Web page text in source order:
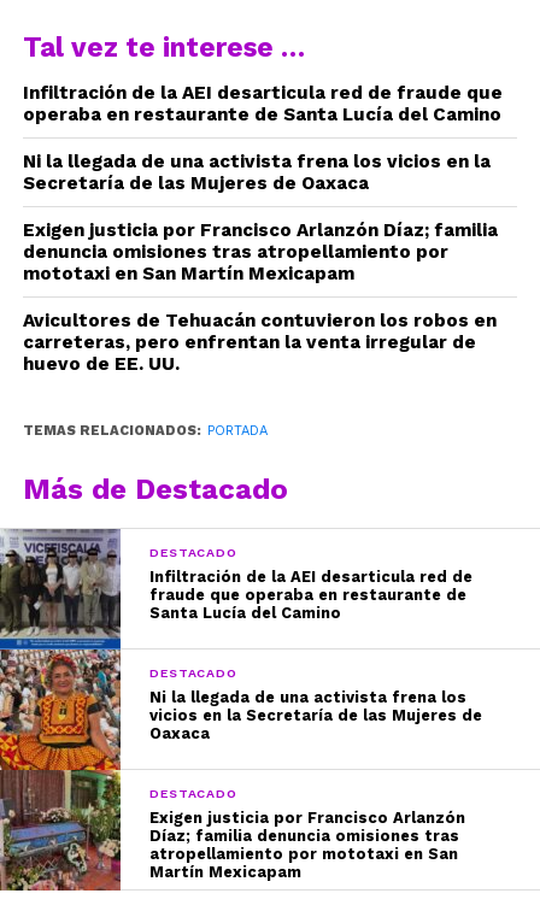
Tal vez te interese …
Infiltración de la AEI desarticula red de fraude que
operaba en restaurante de Santa Lucía del Camino
Ni la llegada de una activista frena los vicios en la
Secretaría de las Mujeres de Oaxaca
Exigen justicia por Francisco Arlanzón Díaz; familia
denuncia omisiones tras atropellamiento por
mototaxi en San Martín Mexicapam
Avicultores de Tehuacán contuvieron los robos en
carreteras, pero enfrentan la venta irregular de
huevo de EE. UU.
TEMAS RELACIONADOS: PORTADA
Más de Destacado
DESTACADO
Infiltración de la AEI desarticula red de
fraude que operaba en restaurante de
Santa Lucía del Camino
DESTACADO
Ni la llegada de una activista frena los
vicios en la Secretaría de las Mujeres de
Oaxaca
DESTACADO
Exigen justicia por Francisco Arlanzón
Díaz; familia denuncia omisiones tras
atropellamiento por mototaxi en San
Martín Mexicapam